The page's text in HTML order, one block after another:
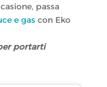
passa
e gas con Eko
portarti